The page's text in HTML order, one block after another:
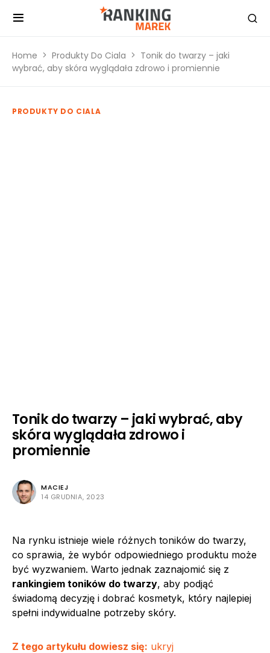
Home Produkty Do Ciala
Tonik do twarzy – jaki
wybrać, aby skóra wyglądała zdrowo i promiennie
PRODUKTY DO CIALA
Tonik do twarzy – jaki wybrać, aby
skóra wyglądała zdrowo i
promiennie
MACIEJ
14 GRUDNIA, 2023
Na rynku istnieje wiele różnych toników do twarzy,
co sprawia, że wybór odpowiedniego produktu może
być wyzwaniem. Warto jednak zaznajomić się z
rankingiem toników do twarzy, aby podjąć
świadomą decyzję i dobrać kosmetyk, który najlepiej
spełni indywidualne potrzeby skóry.
Z tego artykułu dowiesz się: ukryj